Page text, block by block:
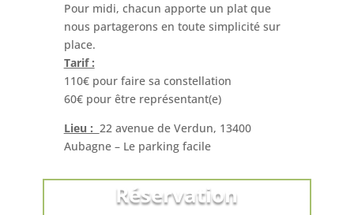
Pour midi, chacun apporte un plat que
nous partagerons en toute simplicité sur
place.
Tarif :
110€ pour faire sa constellation
60€ pour être représentant(e)
Lieu : 22 avenue de Verdun, 13400
Aubagne – Le parking facile
Réservation